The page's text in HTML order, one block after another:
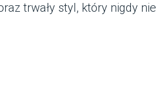
trwały styl, który nigdy nie